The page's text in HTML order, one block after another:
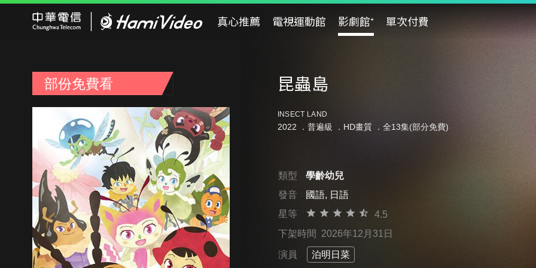
真心推薦 電視運動館 影劇館⁺ 單次付費
部份免費看 昆蟲島
INSECT LAND
2022 ． 普遍級 ．HD畫質 ．全13集(部分免費)
類型
學齡幼兒
發音
國語, 日語
星等
4.5
下架時間 2026年12月31日
演員 泊明日菜